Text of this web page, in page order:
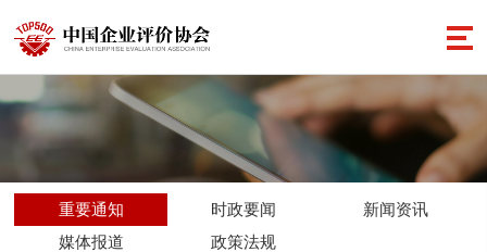
重要通知 时政要闻
新闻资讯
媒体报道
政策法规